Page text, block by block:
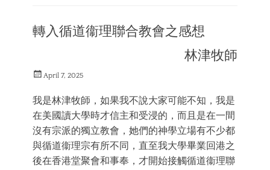
聯
受
體
會
轉入循道衞理聯合教會之感想
林津牧師
PostedApril 7, 2025
我是林津牧師，如果我不說大家可能不知，我是
在美國讀大學時才信主和受浸的，而且是在一間
沒有宗派的獨立教會，她們的神學立場有不少都
與循道衞理宗有所不同，直至我大學畢業回港之
後在香港堂聚會和事奉，才開始接觸循道衞理聯